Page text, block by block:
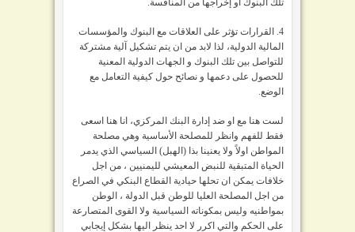
تلك البنوك او إخراجها من المنافسة.
4. القرارات تؤثر على العلاقات مع البنوك والمؤسسات
المالية الدولية، لذا لابد من ان يتم تشكيل آلية مشتركة
للتواصل بين تلك البنوك و الجهات الدولية المعنية
للحصول على دعمها و نصائح حول كيفية التعامل مع
الوضع.
لست هنا مع او ضد إدارة البنك المركزي، انا هنا اسعى
فقط للفهم وانظر للمصلحة الأساسية وهي مصلحة
المواطن اولاً ولا يعنينا بذا (الهبل) السياسي الذي يدمر
الحياة المتبقية للنبض المعيشي لليمنيين ، من اجل
خلافات يمكن ان تحلها حيادية القطاع البنكي في الصراع
من اجل المصلحة العليا للوطن قبل الدولة ، الوطن
بمواطنيه وليس بمكوناته السياسية ولا القوى المتصارعة
على الحكم والتي اكرر لا احد ينظر اليها بشكل إيجابي